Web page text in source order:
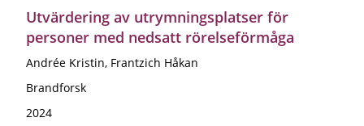
Utvärdering av utrymningsplatser för
personer med nedsatt rörelseförmåga
Andrée Kristin, Frantzich Håkan
Brandforsk
2024